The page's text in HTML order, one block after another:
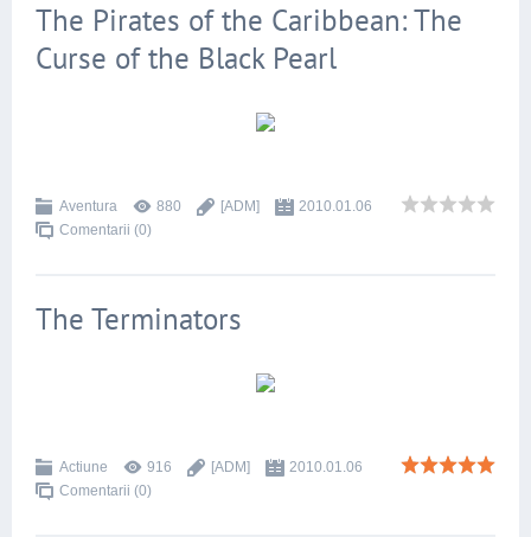
The Pirates of the Caribbean: The
Curse of the Black Pearl
Aventura 880 [ADM]
2010.01.06
Comentarii (0)
The Terminators
Actiune 916 [ADM]
2010.01.06
Comentarii (0)